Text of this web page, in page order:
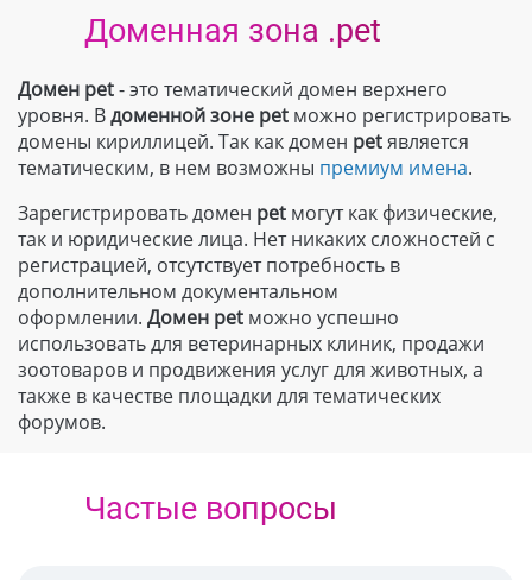
Доменная зона .pet
Домен pet- это тематический домен верхнего
уровня. Вдоменной зоне pet можно регистрировать
домены кириллицей. Так как домен petявляется
тематическим, в нем возможны премиум имена.
Зарегистрировать домен pet могут как физические,
так и юридические лица. Нет никаких сложностей с
регистрацией, отсутствует потребность в
дополнительном документальном
оформлении. Домен pet можно успешно
использовать для ветеринарных клиник, продажи
зоотоваров и продвижения услуг для животных, а
также в качестве площадки для тематических
форумов.
Частые вопросы